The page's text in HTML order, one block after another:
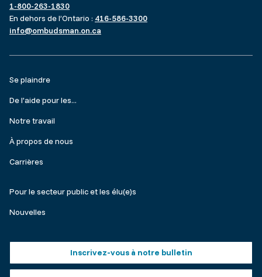
1-800-263-1830
En dehors de l’Ontario : 416-586-3300
info@ombudsman.on.ca
Footer
menu
Se plaindre
De l'aide pour les...
Notre travail
À propos de nous
Carrières
Make
a
Pour le secteur public et les élu(e)s
Nouvelles
buttons
Inscrivez-vous à notre bulletin